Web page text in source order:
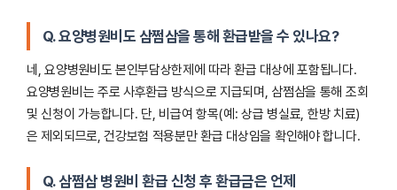
Q. 요양병원비도 삼쩜삼을 통해 환급받을 수 있나요?
네, 요양병원비도 본인부담상한제에 따라 환급 대상에 포함됩니다.
요양병원비는 주로 사후환급 방식으로 지급되며, 삼쩜삼을 통해 조회
및 신청이 가능합니다. 단, 비급여 항목(예: 상급 병실료, 한방 치료)
은 제외되므로, 건강보험 적용분만 환급 대상임을 확인해야 합니다.
Q. 삼쩜삼 병원비 환급 신청 후 환급금은 언제